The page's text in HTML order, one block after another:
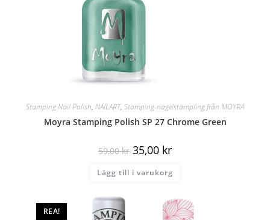
Stamping Nail Polish, NAILART, Stamping-nagelstämpling från MOYRA
Moyra Stamping Polish SP 27 Chrome Green
59,00kr 35,00 kr
Lägg till i varukorg
REA!